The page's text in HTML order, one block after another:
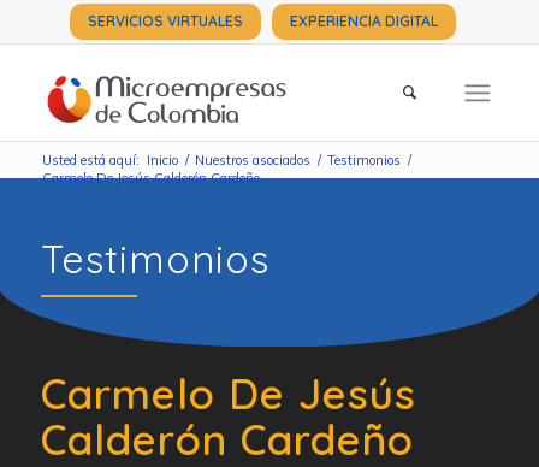
SERVICIOS VIRTUALES EXPERIENCIA DIGITAL
Usted está aquí: Inicio / Nuestros asociados / Testimonios /
Carmelo De Jesús Calderón Cardeño
Testimonios
Carmelo De Jesús
Calderón Cardeño